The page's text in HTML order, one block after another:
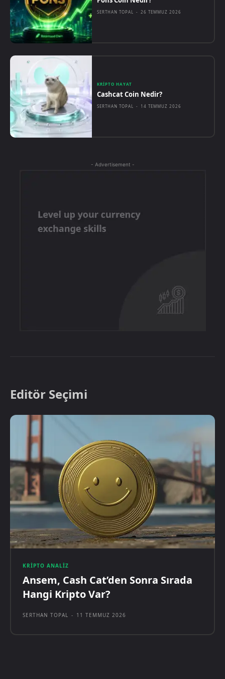
SERTHAN TOPAL - 26 TEMMUZ 2026
KRIPTO HAYAT
Cashcat Coin Nedir?
SERTHAN TOPAL - 14 TEMMUZ 2026
- Advertisement -
Editör Seçimi
KRIPTO ANALIZ
Ansem, Cash Cat’den Sonra Sırada
Hangi Kripto Var?
SERTHAN TOPAL - 11 TEMMUZ 2026